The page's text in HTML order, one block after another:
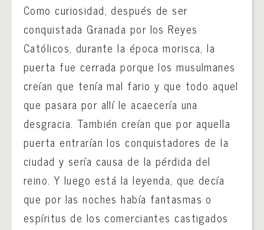
Como curiosidad, después de ser
conquistada Granada por los Reyes
Católicos, durante la época morisca, la
puerta fue cerrada porque los musulmanes
creían que tenía mal fario y que todo aquel
que pasara por allí le acaecería una
desgracia. También creían que por aquella
puerta entrarían los conquistadores de la
ciudad y sería causa de la pérdida del
reino. Y luego está la leyenda, que decía
que por las noches había fantasmas o
espíritus de los comerciantes castigados